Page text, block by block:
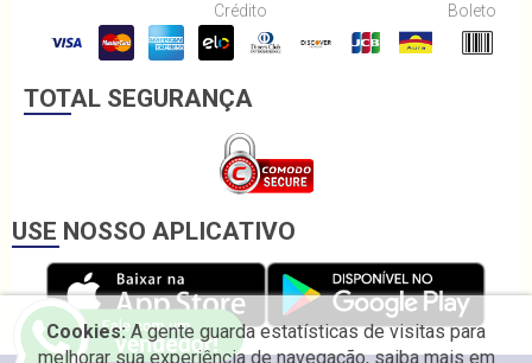
Crédito Boleto
TOTAL SEGURANÇA
USE NOSSO APLICATIVO
Cookies:A gente guarda estatísticas de visitas para
melhorar sua experiência de navegação, saiba mais em